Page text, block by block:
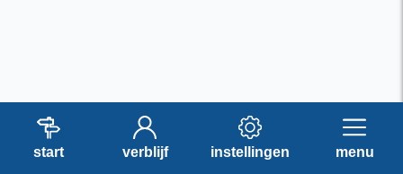
start verblijf instellingen menu